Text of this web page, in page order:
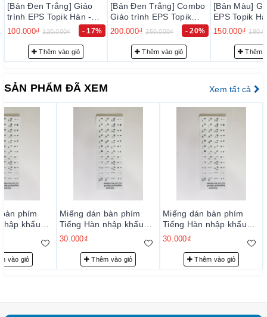
[Bản Đen Trắng] Giáo
trình EPS Topik Hàn -
Anh Bản Mới 2024 Tập
어 표준교재 1 (일상생활
한국어)
100.000₫ 120.000₫ - 17%
Thêm vào giỏ
[Bản Đen Trắng] Combo
Giáo trình EPS Topik
Hàn - Anh Bản Mới 2024
NEW 한국어 표준교재
1+2 (일상생활 한국어)
200.000₫ 250.000₫ - 20%
Thêm vào giỏ
[Bản Màu]
EPS Topik
Bản Mới
표준교재 2 (
국어)
150.000₫
Thêm
SẢN PHẨM ĐÃ XEM Xem tất cả
phím
khẩu
vào giỏ
Miếng dán bàn phím
Tiếng Hàn nhập khẩu
loại xịn_Trắng
30.000₫
Thêm vào giỏ
Miếng dán bàn phím
Tiếng Hàn nhập khẩu
loại xịn_Trắng
30.000₫
Thêm vào giỏ